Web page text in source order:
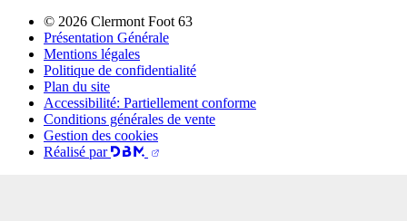
© 2026 Clermont Foot 63
Présentation Générale
Mentions légales
Politique de confidentialité
Plan du site
Accessibilité: Partiellement conforme
Conditions générales de vente
Gestion des cookies
Réalisé par